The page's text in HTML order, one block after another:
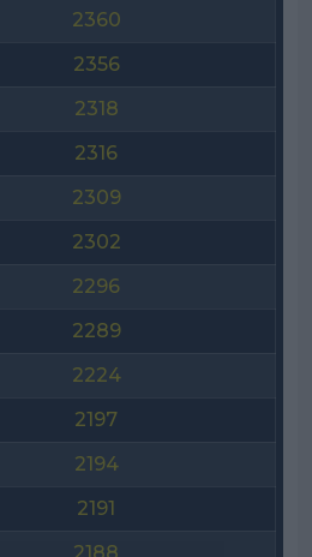
2360
2356
2318
2316
2309
2302
2296
2289
2224
2197
2194
2191